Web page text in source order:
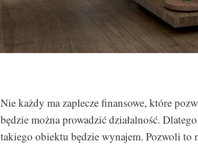
Nie każdy ma zaplecze finansowe, które
będzie można prowadzić działalność.
takiego obiektu będzie wynajem. Pozwoli to